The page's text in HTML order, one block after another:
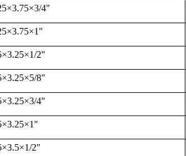
×3.75×3/4"
×3.75×1"
×3.25×1/2"
×3.25×5/8"
×3.25×3/4"
×3.25×1"
×3.5×1/2"